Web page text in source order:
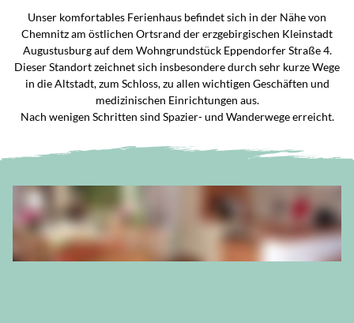
Unser komfortables Ferienhaus befindet sich in der Nähe von
Chemnitz am östlichen Ortsrand der erzgebirgischen Kleinstadt
Augustusburg auf dem Wohngrundstück Eppendorfer Straße 4.
Dieser Standort zeichnet sich insbesondere durch sehr kurze Wege
in die Altstadt, zum Schloss, zu allen wichtigen Geschäften und
medizinischen Einrichtungen aus.
Nach wenigen Schritten sind Spazier- und Wanderwege erreicht.